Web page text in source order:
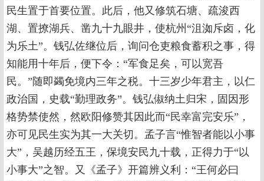
民生置于首要位置。此后，他又修筑石塘、疏浚西
湖、置撩湖兵、凿九十九眼井，使杭州“沮洳斥卤，化
为乐土”。钱弘佐继位后，询问仓吏粮食蓄积之事，得
知能用十年后，便下令：“军食足矣，可以宽吾
民。”随即蠲免境内三年之税。十三岁少年君主，以仁
政治国，史载“勤理政务”。钱弘俶纳土归宋，固因形
格势禁使然，然欧阳修赞其因此而“民幸富完安乐”，
亦可见民生实为其一大关切。孟子言“惟智者能以小事
大”，吴越历经五王，保境安民九十载，正得力于“以
小事大”之智。又《孟子》开篇辨义利：“王何必曰